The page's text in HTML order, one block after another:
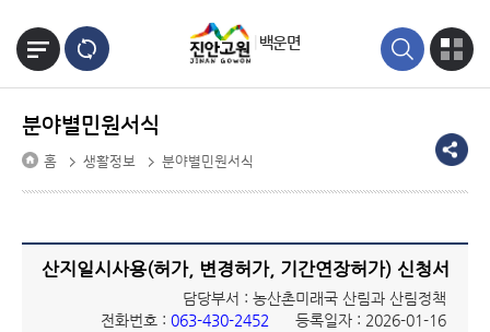
백운면
분야별민원서식
홈 생활정보 분야별민원서식
산지일시사용(허가, 변경허가, 기간연장허가) 신청서
담당부서 : 농산촌미래국 산림과 산림정책
전화번호 : 063-430-2452
등록일자 : 2026-01-16